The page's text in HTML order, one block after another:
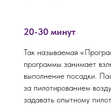
20-30 минут
Так называемая
программы занимает
выполнение посадки.
за пилотированием
задавать опытному